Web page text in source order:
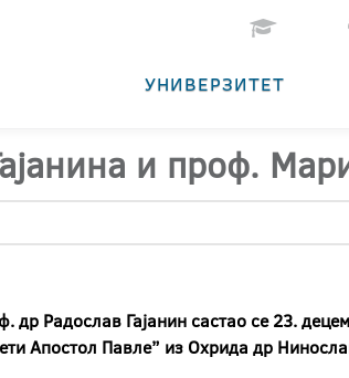
УНИВЕРЗИТЕТ
и проф.
др Радослав Гајанин састао се 23.
Апостол Павле” из Охрида др